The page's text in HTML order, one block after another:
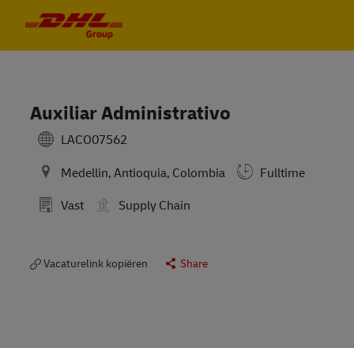
Auxiliar Administrativo
LACO07562
Medellin, Antioquia, Colombia
Fulltime
Vast
Supply Chain
Vacaturelink kopiëren Share